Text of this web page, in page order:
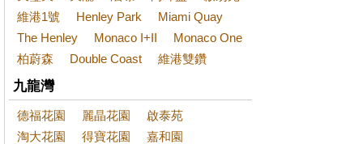
維港1號
Henley Park
Miami Quay
The Henley
Monaco I+II
Monaco One
柏蔚森
Double Coast 維港雙鑽
九龍灣
德福花園 麗晶花園
啟泰苑
淘大花園
得寶花園 嘉和園